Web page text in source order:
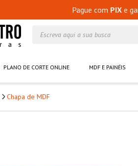
Pague com PIXe
PLANO DE CORTE ONLINE MDF E PAINÉIS
Chapa de MDF